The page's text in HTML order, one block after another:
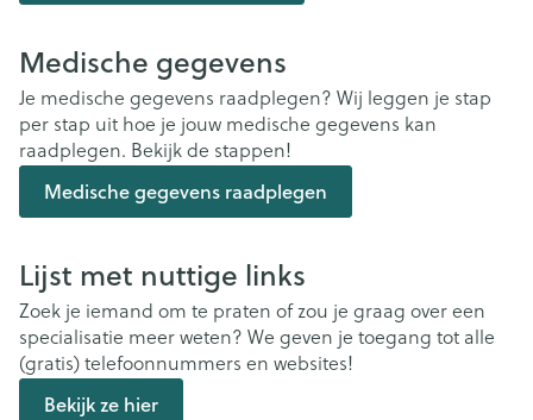
Medische gegevens
Je medische gegevens raadplegen? Wij leggen je stap
per stap uit hoe je jouw medische gegevens kan
raadplegen. Bekijk de stappen!
Medische gegevens raadplegen
Lijst met nuttige links
Zoek je iemand om te praten of zou je graag over een
specialisatie meer weten? We geven je toegang tot alle
(gratis) telefoonnummers en websites!
Bekijk ze hier